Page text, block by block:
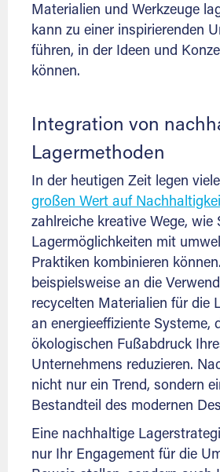
Materialien und Werkzeuge
kann zu einer inspirierenden
führen, in der Ideen und
können.
Integration von
Lagermethoden
In der heutigen Zeit legen
großen Wert auf
zahlreiche kreative Wege, wie
Lagermöglichkeiten mit
Praktiken kombinieren
beispielsweise an die
recycelten Materialien für die
an energieeffiziente Systeme,
ökologischen Fußabdruck
Unternehmens reduzieren.
nicht nur ein Trend, sondern
Bestandteil des modernen
Eine nachhaltige
nur Ihr Engagement für die